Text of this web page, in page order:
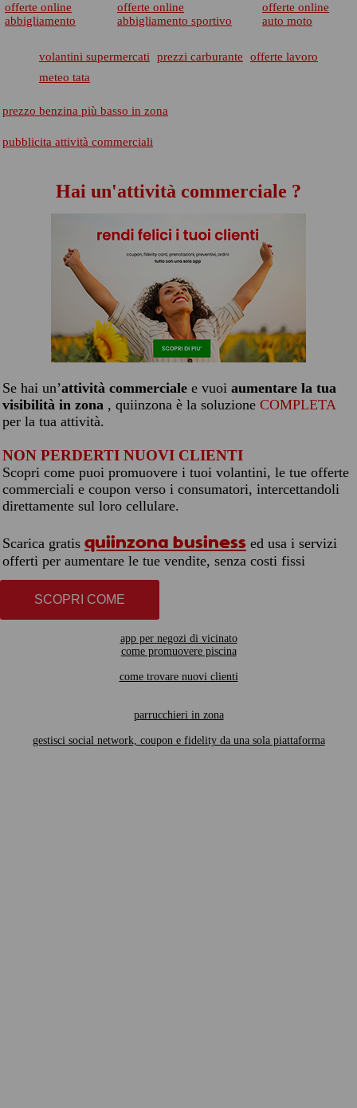
offerte online
abbigliamento
offerte online
abbigliamento sportivo
offerte online
auto moto
volantini supermercati prezzi carburante
offerte lavoro
meteo tata
prezzo benzina più basso in zona
pubblicita attività commerciali
Hai un'attività commerciale ?
Se hai un’attività commerciale e vuoi aumentare la tua
visibilità in zona , quiinzona è la soluzione COMPLETA
per la tua attività.
NON PERDERTI NUOVI CLIENTI
Scopri come puoi promuovere i tuoi volantini, le tue offerte
commerciali e coupon verso i consumatori, intercettandoli
direttamente sul loro cellulare.
Scarica gratis quiinzona business ed usa i servizi
offerti per aumentare le tue vendite, senza costi fissi
SCOPRI COME
app per negozi di vicinato
come promuovere piscina
come trovare nuovi clienti
parrucchieri in zona
gestisci social network, coupon e fidelity da una sola piattaforma